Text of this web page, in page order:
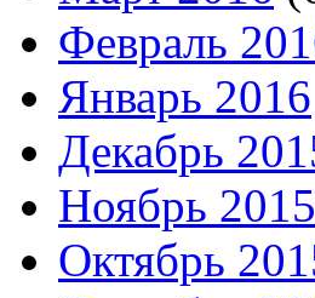
Февраль
Январь 2016
Декабрь
Ноябрь 2015
Октябрь